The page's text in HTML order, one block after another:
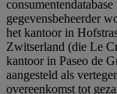
gegevensbeheerder
het kantoor in
Zwitserland (die Le
kantoor in Paseo de
aangesteld als
overeenkomst tot